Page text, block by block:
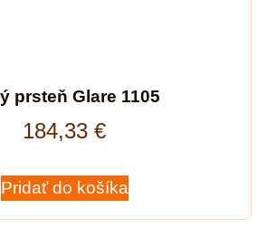
prsteň Glare 1105
184,33 €
Pridať do košíka